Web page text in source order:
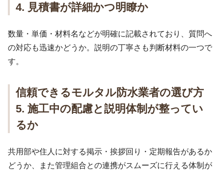
4. 見積書が詳細かつ明瞭か
数量・単価・材料名などが明確に記載されており、質問へ
の対応も迅速かどうか。説明の丁寧さも判断材料の一つで
す。
信頼できるモルタル防水業者の選び方
5. 施工中の配慮と説明体制が整ってい
るか
共用部や住人に対する掲示・挨拶回り・定期報告があるか
どうか、また管理組合との連携がスムーズに行える体制が